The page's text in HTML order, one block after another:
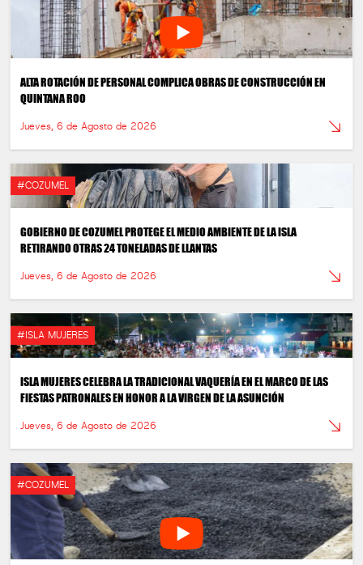
ALTA ROTACIÓN DE PERSONAL COMPLICA OBRAS DE CONSTRUCCIÓN EN
QUINTANA ROO
Jueves, 6 de Agosto de 2026
#COZUMEL
GOBIERNO DE COZUMEL PROTEGE EL MEDIO AMBIENTE DE LA ISLA
RETIRANDO OTRAS 24 TONELADAS DE LLANTAS
Jueves, 6 de Agosto de 2026
#ISLA MUJERES
ISLA MUJERES CELEBRA LA TRADICIONAL VAQUERÍA EN EL MARCO DE LAS
FIESTAS PATRONALES EN HONOR A LA VIRGEN DE LA ASUNCIÓN
Jueves, 6 de Agosto de 2026
#COZUMEL